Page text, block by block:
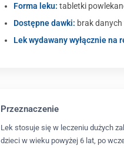
Forma leku: tabletki
Dostępne dawki: brak danych
Lek wydawany wyłącznie na
Przeznaczenie
Lek stosuje się w leczeniu dużych
dzieci w wieku powyżej 6 lat, po